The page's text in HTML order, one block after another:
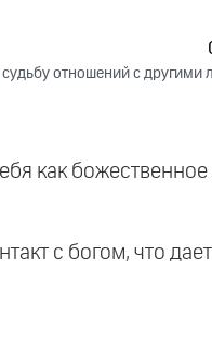
судьбу отношений с
как
с богом, что